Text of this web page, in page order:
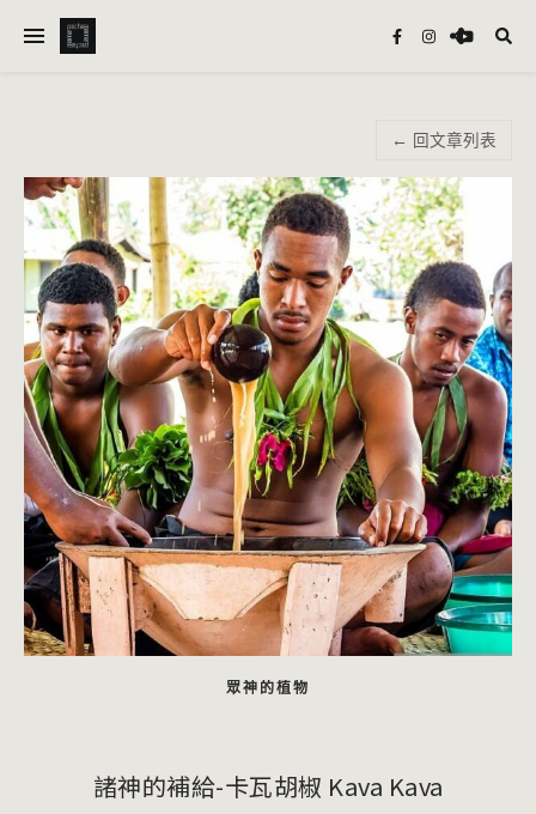
← 回文章列表
眾神的植物
諸神的補給-卡瓦胡椒 Kava Kava